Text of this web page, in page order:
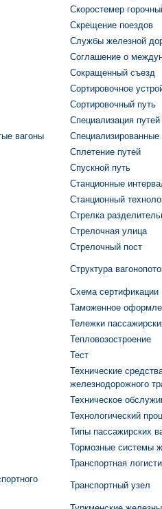
Скоростемер
Скрещение поездов
Службы железной
Соглашение о
Сокращенный съезд
Сортировочное
Сортировочный путь
Специализация путей
вагоны
Сплетение путей
Спускной путь
Станционные
Станционный
Стрелка
Стрелочная улица
Стрелочный пост
Структура
Схема сертификации
Таможенное
Тележки
Тепловозостроение
Тест
Технические
железнодорожного
Техническое
Технологический
Типы пассажирских
Тормозные системы
Транспортная
Транспортный узел